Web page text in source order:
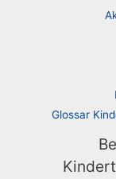
Glossar